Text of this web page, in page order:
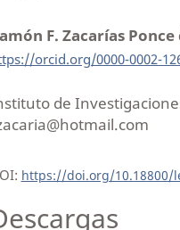
F. Zacarías Ponce
orcid.org/0000-0002-
de
https://doi.org/10.18800/